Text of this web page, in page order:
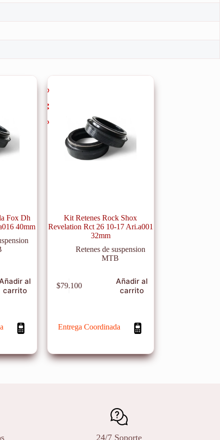
Fox Dh
40mm
al
carrito
Kit Retenes Rock Shox
Revelation Rct 26 10-17 Ari.a001
32mm
Retenes de suspension
MTB
$79.100
Añadir al
carrito
Entrega Coordinada
24/7 Soporte